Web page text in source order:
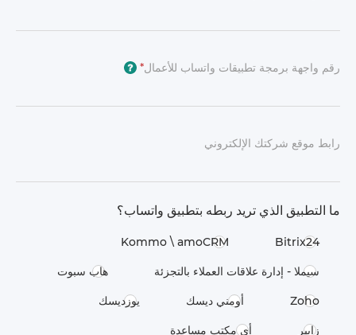
رقم واجهة برمجة تطبيقات واتساب للأعمال*
?
رابط موقع شركتك الإلكتروني
ما التطبيق الذي تريد ربطه بتطبيق واتساب؟
Bitrix24
Kommo \​ amoCRM
سيملا - إدارة علاقات العملاء بالتجزئة هاب سبوت
Zoho أومني ديسك يوزديسك
زابير أي مكتب مساعدة